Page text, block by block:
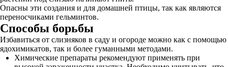
Опасны эти создания и для домашней птицы, так как являются
переносчиками гельминтов.
Способы борьбы
Избавиться от слизняков в саду и огороде можно как с помощью
ядохимикатов, так и более гуманными методами.
Химические препараты рекомендуют применять при